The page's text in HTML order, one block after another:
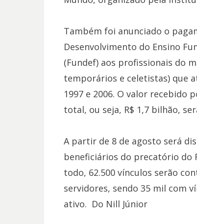
Também foi anunciado o
Desenvolvimento do Ensino
(Fundef) aos profissionais do
temporários e celetistas) que
1997 e 2006. O valor recebido
total, ou seja, R$ 1,7 bilhão,
A partir de 8 de agosto será
beneficiários do precatório do
todo, 62.500 vínculos serão
servidores, sendo 35 mil com
ativo. Do Nill Júnior